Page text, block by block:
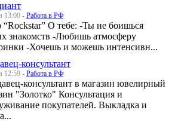
13:00 - Работа в РФ
“Rockstar” О тебе: -Ты не боишься
знакомств -Любишь атмосферу
-Хочешь и можешь интенсивн...
консультант
12:59 - Работа в РФ
консультант в магазин ювелирный
"Золотко" Консультация и
покупателей. Выкладка и